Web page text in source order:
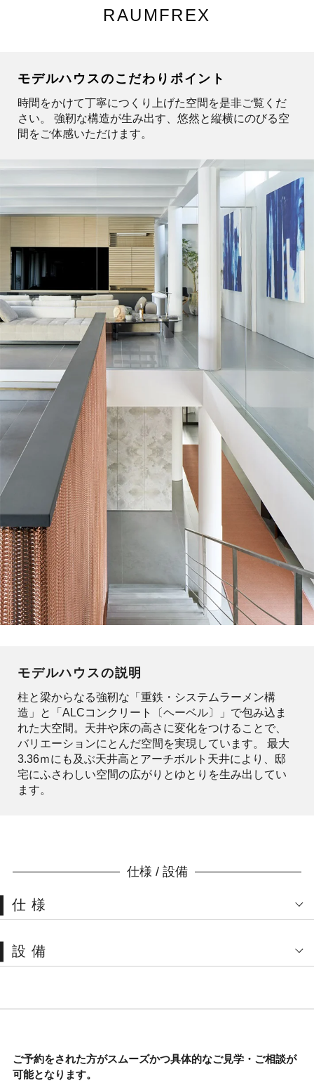
RAUMFREX
モデルハウスのこだわりポイント
時間をかけて丁寧につくり上げた空間を是非ご覧くだ
さい。 強靭な構造が生み出す、悠然と縦横にのびる空
間をご体感いただけます。
モデルハウスの説明
柱と梁からなる強靭な「重鉄・システムラーメン構
造」と「ALCコンクリート〔ヘーベル〕」で包み込ま
れた大空間。天井や床の高さに変化をつけることで、
バリエーションにとんだ空間を実現しています。 最大
3.36ｍにも及ぶ天井高とアーチボルト天井により、邸
宅にふさわしい空間の広がりとゆとりを生み出してい
ます。
仕様 / 設備
仕様
設備
ご予約をされた方がスムーズかつ具体的なご見学・ご相談が
可能となります。